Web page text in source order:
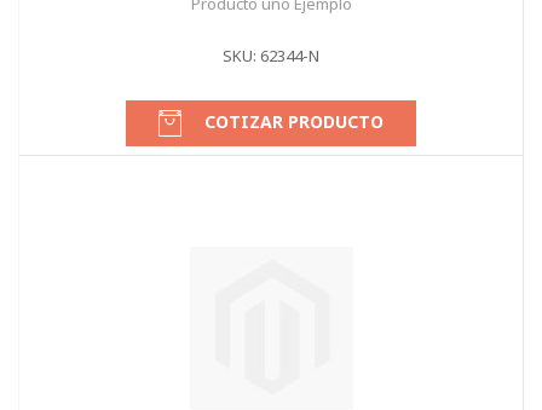
SKU: 62344-N
COTIZAR PRODUCTO